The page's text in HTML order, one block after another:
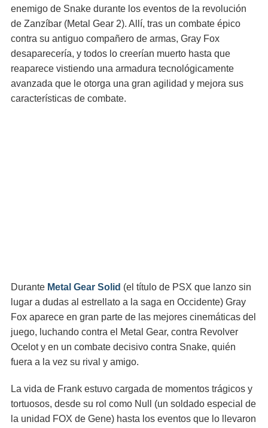
enemigo de Snake durante los eventos de la revolución
de Zanzíbar (Metal Gear 2). Allí, tras un combate épico
contra su antiguo compañero de armas, Gray Fox
desaparecería, y todos lo creerían muerto hasta que
reaparece vistiendo una armadura tecnológicamente
avanzada que le otorga una gran agilidad y mejora sus
características de combate.
Durante Metal Gear Solid (el título de PSX que lanzo sin
lugar a dudas al estrellato a la saga en Occidente) Gray
Fox aparece en gran parte de las mejores cinemáticas del
juego, luchando contra el Metal Gear, contra Revolver
Ocelot y en un combate decisivo contra Snake, quién
fuera a la vez su rival y amigo.
La vida de Frank estuvo cargada de momentos trágicos y
tortuosos, desde su rol como Null (un soldado especial de
la unidad FOX de Gene) hasta los eventos que lo llevaron